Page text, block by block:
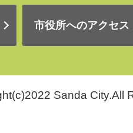
市役所へのアクセス
Sanda City.All